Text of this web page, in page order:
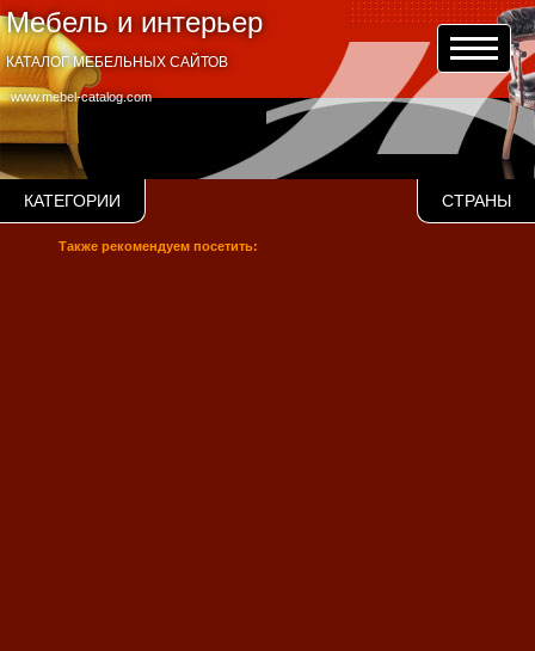
Мебель и интерьер
www.mebel-catalog.com
КАТАЛОГ МЕБЕЛЬНЫХ САЙТОВ
КАТЕГОРИИ СТРАНЫ
Также рекомендуем посетить: